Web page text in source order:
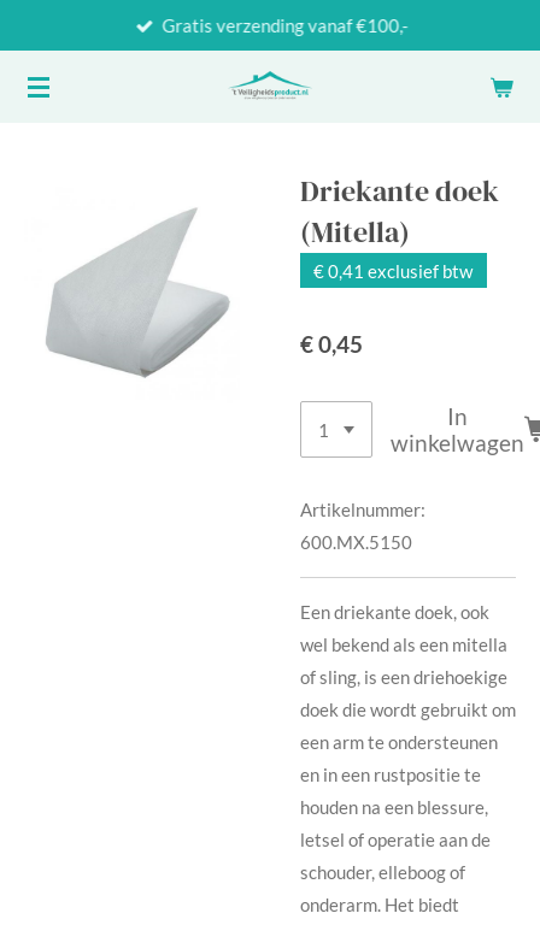
naar
Gratis verzending vanaf €100,-
Driekante doek
(Mitella)
€ 0,41 exclusief btw
€ 0,45
In
winkelwagen
Artikelnummer:
600.MX.5150
Een driekante doek, ook
wel bekend als een mitella
of sling, is een driehoekige
doek die wordt gebruikt om
een arm te ondersteunen
en in een rustpositie te
houden na een blessure,
letsel of operatie aan de
schouder, elleboog of
onderarm. Het biedt